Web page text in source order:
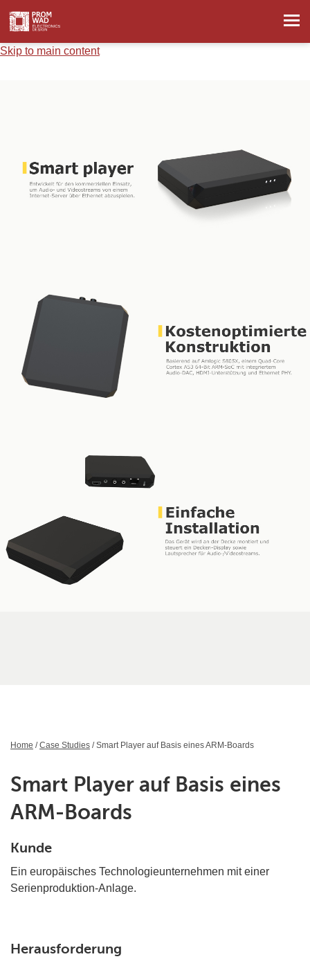
Skip to main content
Home /Case Studies / Smart Player auf Basis eines ARM-Boards
Smart Player auf Basis eines
ARM-Boards
Kunde
Ein europäisches Technologieunternehmen mit einer
Serienproduktion-Anlage.
Herausforderung